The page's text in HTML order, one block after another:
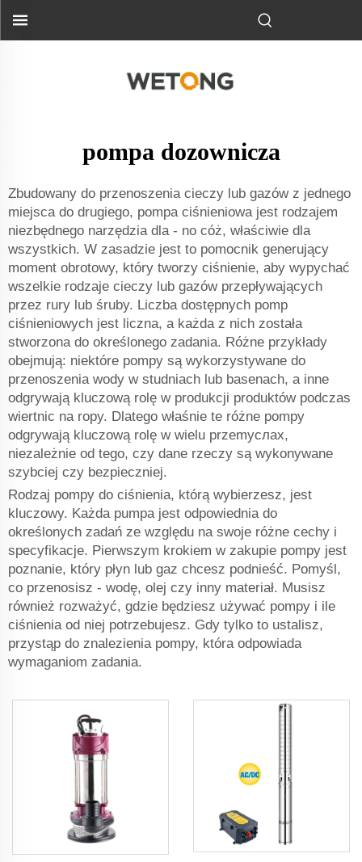
pompa dozownicza
Zbudowany do przenoszenia cieczy lub gazów z jednego
miejsca do drugiego, pompa ciśnieniowa jest rodzajem
niezbędnego narzędzia dla - no cóż, właściwie dla
wszystkich. W zasadzie jest to pomocnik generujący
moment obrotowy, który tworzy ciśnienie, aby wypychać
wszelkie rodzaje cieczy lub gazów przepływających
przez rury lub śruby. Liczba dostępnych pomp
ciśnieniowych jest liczna, a każda z nich została
stworzona do określonego zadania. Różne przykłady
obejmują: niektóre pompy są wykorzystywane do
przenoszenia wody w studniach lub basenach, a inne
odgrywają kluczową rolę w produkcji produktów podczas
wiertnic na ropy. Dlatego właśnie te różne pompy
odgrywają kluczową rolę w wielu przemyслах,
niezależnie od tego, czy dane rzeczy są wykonywane
szybciej czy bezpieczniej.
Rodzaj pompy do ciśnienia, którą wybierzesz, jest
kluczowy. Każda pumpa jest odpowiednia do
określonych zadań ze względu na swoje różne cechy i
specyfikacje. Pierwszym krokiem w zakupie pompy jest
poznanie, który płyn lub gaz chcesz podnieść. Pomyśl,
co przenosisz - wodę, olej czy inny materiał. Musisz
również rozważyć, gdzie będziesz używać pompy i ile
ciśnienia od niej potrzebujesz. Gdy tylko to ustalisz,
przystąp do znalezienia pompy, która odpowiada
wymaganiom zadania.